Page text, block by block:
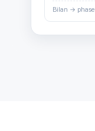
Bilan →